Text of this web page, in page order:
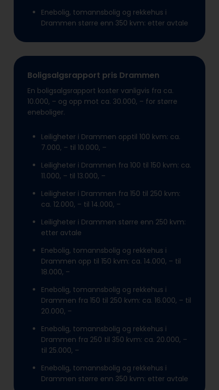
Enebolig, tomannsbolig og rekkehus i
Drammen større enn 350 kvm: etter avtale
Boligsalgsrapport pris Drammen
En boligsalgsrapport koster vanligvis fra ca.
10.000, – og opp mot ca. 30.000, – for større
eneboliger.
Leiligheter i Drammen opptil 100 kvm: ca.
7.000, – til 10.000, –
Leiligheter i Drammen fra 100 til 150 kvm: ca.
11.000, – til 13.000, –
Leiligheter i Drammen fra 150 til 250 kvm:
ca. 12.000, – til 14.000, –
Leiligheter i Drammen større enn 250 kvm:
etter avtale
Enebolig, tomannsbolig og rekkehus i
Drammen opp til 150 kvm: ca. 14.000, – til
18.000, –
Enebolig, tomannsbolig og rekkehus i
Drammen fra 150 til 250 kvm: ca. 16.000, – til
20.000, –
Enebolig, tomannsbolig og rekkehus i
Drammen fra 250 til 350 kvm: ca. 20.000, –
til 25.000, –
Enebolig, tomannsbolig og rekkehus i
Drammen større enn 350 kvm: etter avtale